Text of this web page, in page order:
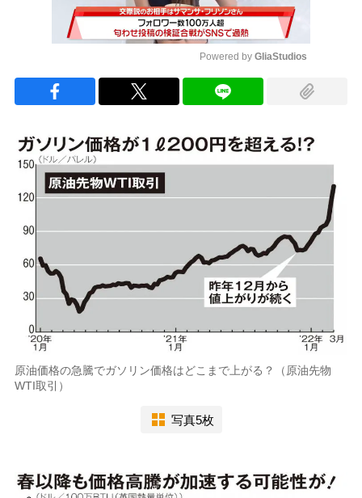
Powered by GliaStudios
原油価格の急騰でガソリン価格はどこまで上がる？（原油先物
WTI取引）
写真5枚